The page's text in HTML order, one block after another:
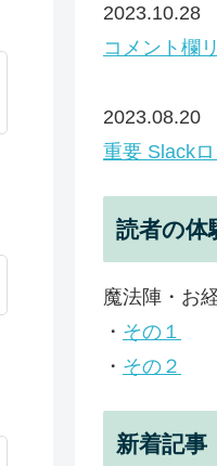
2023.10.28
コメント欄
2023.08.20
重要 Slack
読者の体
魔法陣・お
・ その１
・ その２
新着記事